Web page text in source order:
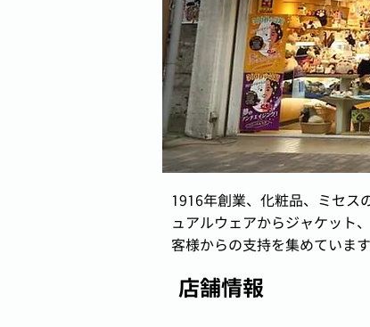
1916年創業、化粧品、ミセス
ュアルウェアからジャケット
客様からの支持を集めています
店舗情報